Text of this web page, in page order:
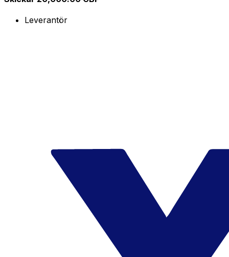
Leverantör